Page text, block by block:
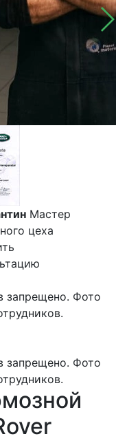
Мастер
цеха
запрещено. Фото
запрещено. Фото